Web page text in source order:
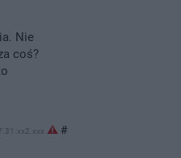
Nie
coś?
#